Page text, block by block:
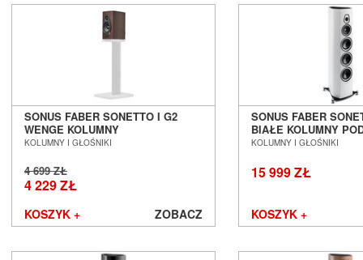
Stealth Acoustics
Straight Wire
Sumiko
Suprema
SVS
Symposium
Synergistic Research
SONUS FABER SONETTO I G2
WENGE KOLUMNY
PODSTAWKOWE SALON POZNAŃ
KOLUMNY I GŁOŚNIKI
4 699 ZŁ
4 229 ZŁ
KOSZYK + ZOBACZ
SONUS FABER
BIAŁE KOLUMNY
SALON POZNAŃ
KOLUMNY I GŁOŚNIKI
15 999 ZŁ
KOSZYK +